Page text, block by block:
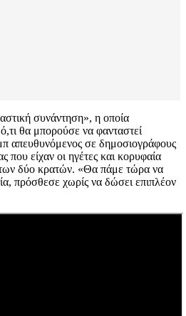
συνάντηση», η οποία
θα μπορούσε να φανταστεί
απευθυνόμενος σε δημοσιογράφους
που είχαν οι ηγέτες και κορυφαία
δύο κρατών. «Θα πάμε τώρα να
πρόσθεσε χωρίς να δώσει επιπλέον